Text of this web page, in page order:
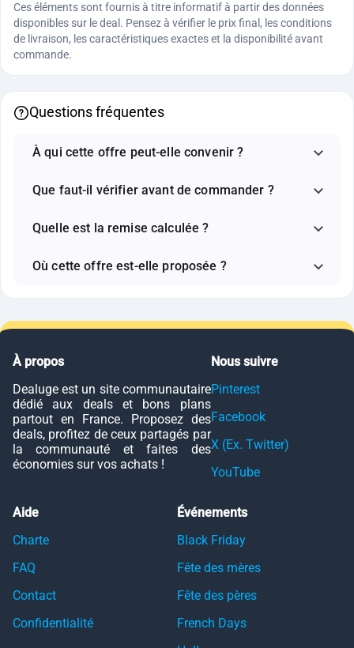
Ces éléments sont fournis à titre informatif à partir des données
disponibles sur le deal. Pensez à vérifier le prix final, les conditions
de livraison, les caractéristiques exactes et la disponibilité avant
commande.
Questions fréquentes
À qui cette offre peut-elle convenir ?
Que faut-il vérifier avant de commander ?
Quelle est la remise calculée ?
Où cette offre est-elle proposée ?
À propos
Dealuge est un site communautaire
dédié aux deals et bons plans
partout en France. Proposez des
deals, profitez de ceux partagés par
la communauté et faites des
économies sur vos achats !
Nous suivre
Pinterest
Facebook
X (Ex. Twitter)
YouTube
Aide
Charte
FAQ
Contact
Confidentialité
Événements
Black Friday
Fête des mères
Fête des pères
French Days